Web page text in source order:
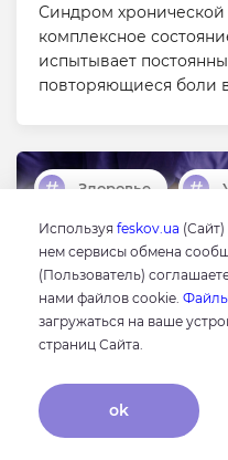
Синдром хронической
комплексное
испытывает
повторяющиеся боли
Здоровье
02 апреля 2026
Используя feskov.ua
нем сервисы обмена
(Пользователь)
нами файлов cookie.
загружаться на ваше
страниц Сайта.
ok